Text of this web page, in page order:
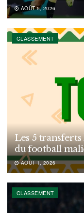
AOÛT 5, 2026
CLASSEMENT
Les 5 transferts
du football
AOÛT 1, 2026
CLASSEMENT